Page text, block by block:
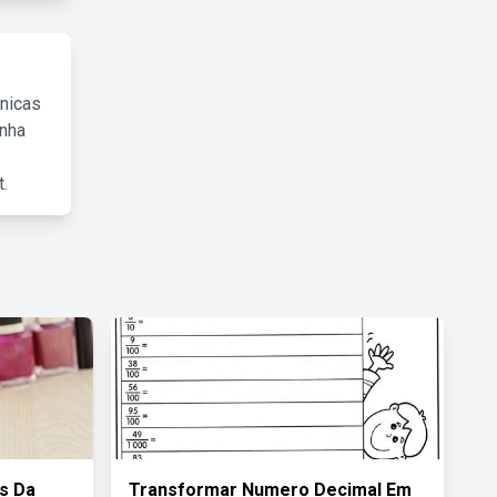
Da Transformar Numero Decimal Em